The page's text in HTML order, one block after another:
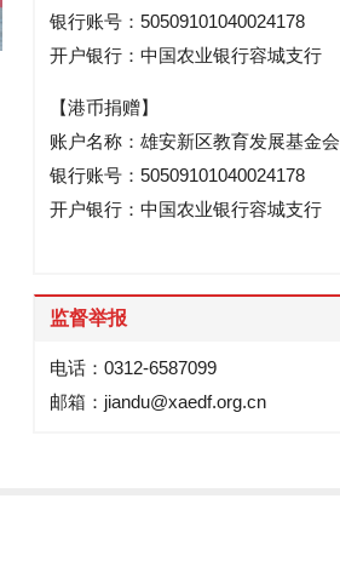
银行账号：50509101040024178
开户银行：中国农业银行容城支行
【港币捐赠】
账户名称：雄安新区教育发展基金会
银行账号：50509101040024178
开户银行：中国农业银行容城支行
监督举报
电话：0312-6587099
邮箱：jiandu@xaedf.org.cn